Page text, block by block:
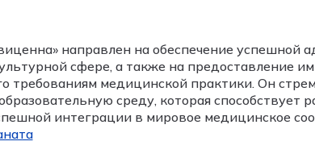
направлен на обеспечение успешной
сфере, а также на предоставление
требованиям медицинской практики. Он
среду, которая способствует
интеграции в мировое медицинское